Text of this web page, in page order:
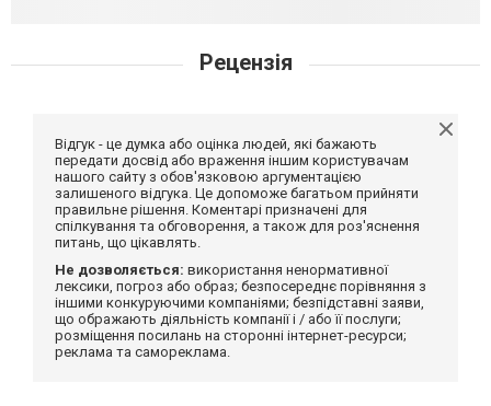
Рецензія
Відгук - це думка або оцінка людей, які бажають
передати досвід або враження іншим користувачам
нашого сайту з обов'язковою аргументацією
залишеного відгука. Це допоможе багатьом прийняти
правильне рішення. Коментарі призначені для
спілкування та обговорення, а також для роз'яснення
питань, що цікавлять.
Не дозволяється: використання ненормативної
лексики, погроз або образ; безпосереднє порівняння з
іншими конкуруючими компаніями; безпідставні заяви,
що ображають діяльність компанії і / або її послуги;
розміщення посилань на сторонні інтернет-ресурси;
реклама та самореклама.